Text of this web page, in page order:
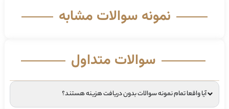
نمونه سوالات مشابه
سوالات متداول
آیا واقعا تمام نمونه سوالات بدون دریافت هزینه هستند؟